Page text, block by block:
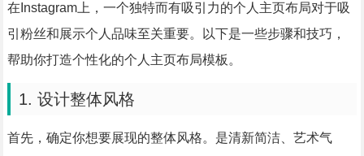
在Instagram上，一个独特而有吸引力的个人主页布局对于吸
引粉丝和展示个人品味至关重要。以下是一些步骤和技巧，
帮助你打造个性化的个人主页布局模板。
1. 设计整体风格
首先，确定你想要展现的整体风格。是清新简洁、艺术气